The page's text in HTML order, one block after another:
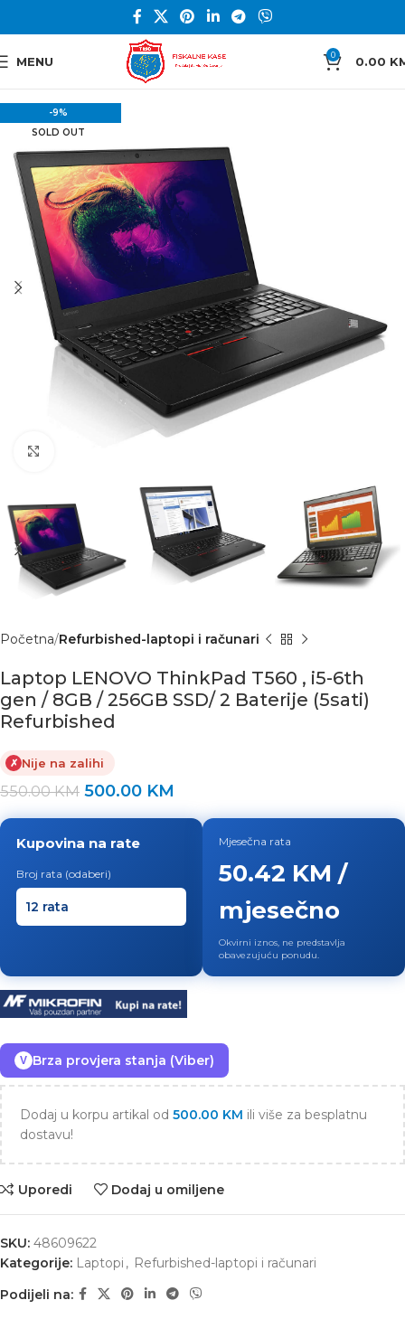
MENU 0 0.00
-9%
SOLD OUT
Početna Refurbished-laptopi i računari
Laptop LENOVO ThinkPad T560 , i5-6th
gen / 8GB / 256GB SSD/ 2 Baterije (5sati)
Refurbished
✗ Nije na zalihi
550.00KM 500.00 KM
Kupovina na rate
Broj rata (odaberi)
Mjesečna rata
50.42 KM /
mjesečno
Okvirni iznos, ne predstavlja
obavezujuću ponudu.
V Brza provjera stanja (Viber)
Dodaj u korpu artikal od 500.00 KM ili više za besplatnu
dostavu!
Uporedi Dodaj u omiljene
SKU: 48609622
Kategorije: Laptopi , Refurbished-laptopi i računari
Podijeli na: